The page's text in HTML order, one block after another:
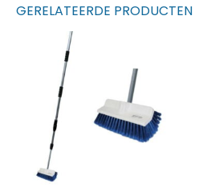
GERELATEERDE PRODUCTEN